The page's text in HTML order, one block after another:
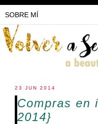
23 JUN 2014
Compras en
2014}